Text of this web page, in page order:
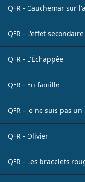
QFR - Cauchemar sur
QFR - L'effet secondaire
QFR - L'Échappée
QFR - En famille
QFR - Je ne suis pas
QFR - Olivier
QFR - Les bracelets